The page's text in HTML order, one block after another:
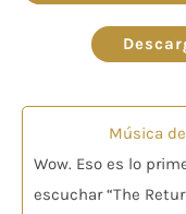
Música
Wow. Eso es lo
escuchar “The